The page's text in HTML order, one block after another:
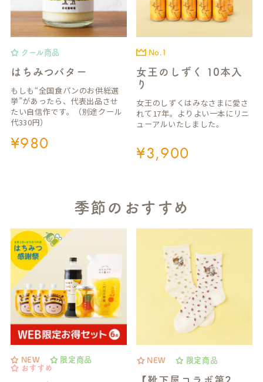
クール商品
はちみつバター
もしも“全国食パンのお供総選
挙”があったら、代表出品させ
たい自信作です。（別途クール
代330円）
¥980
No.1
女王のしずく 10本入
り
女王のしずくはみなさまに愛さ
れて17年。よりよい一本にリニ
ューアルいたしました。
¥3,900
季節のおすすめ
NEW
限定商品
おすすめ
NEW 限定商品